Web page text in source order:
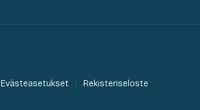
Evästeasetukset Rekisteriseloste